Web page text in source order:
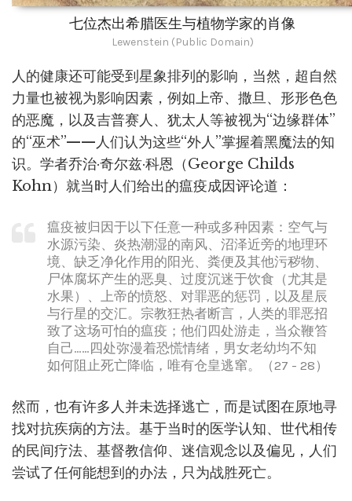
七位杰出希腊医生与植物学家的肖像
Lewenstein (Public Domain)
人的健康还可能受到星象排列的影响，当然，超自然
力量也被视为影响因素，例如上帝、撒旦、形形色色
的恶魔，以及吉普赛人、犹太人等被视为“边缘群体”
的“巫术”——人们认为这些“外人”掌握着黑魔法的知
识。学者乔治·奇尔兹·科恩（George Childs
Kohn）就当时人们给出的瘟疫成因评论道：
瘟疫被归因于以下任意一种或多种因素：空气与
水源污染、炎热潮湿的南风、沼泽近旁的地理环
境、缺乏净化作用的阳光、粪便及其他污秽物、
尸体腐坏产生的恶臭、过度沉迷于饮食（尤其是
水果）、上帝的愤怒、对罪恶的惩罚，以及星辰
与行星的交汇。宗教狂热者断言，人类的罪恶招
致了这场可怕的瘟疫；他们四处游走，当众鞭笞
自己……四处弥漫着恐慌情绪，男女老幼均不知
如何阻止死亡降临，唯有仓皇逃窜。（27 - 28）
然而，也有许多人并未选择逃亡，而是试图在原地寻
找对抗疾病的方法。基于当时的医学认知、世代相传
的民间疗法、基督教信仰、迷信观念以及偏见，人们
尝试了任何能想到的办法，只为战胜死亡。